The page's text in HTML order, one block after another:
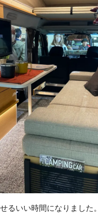
るいい時間になりました。